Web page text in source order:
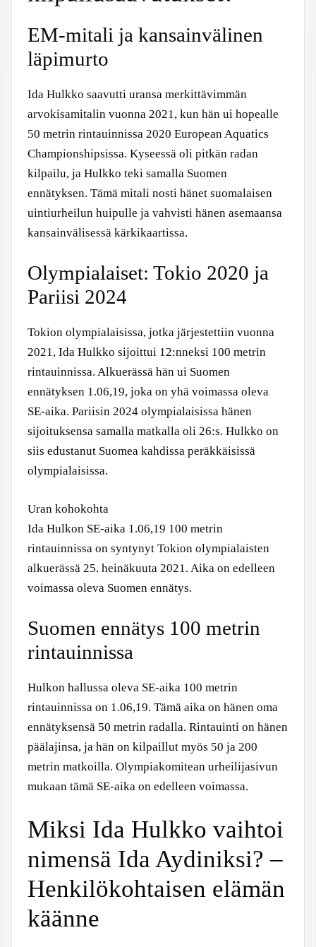
EM-mitali ja kansainvälinen
läpimurto
Ida Hulkko saavutti uransa merkittävimmän
arvokisamitalin vuonna 2021, kun hän ui hopealle
50 metrin rintauinnissa 2020 European Aquatics
Championshipsissa. Kyseessä oli pitkän radan
kilpailu, ja Hulkko teki samalla Suomen
ennätyksen. Tämä mitali nosti hänet suomalaisen
uintiurheilun huipulle ja vahvisti hänen asemaansa
kansainvälisessä kärkikaartissa.
Olympialaiset: Tokio 2020 ja
Pariisi 2024
Tokion olympialaisissa, jotka järjestettiin vuonna
2021, Ida Hulkko sijoittui 12:nneksi 100 metrin
rintauinnissa. Alkuerässä hän ui Suomen
ennätyksen 1.06,19, joka on yhä voimassa oleva
SE-aika. Pariisin 2024 olympialaisissa hänen
sijoituksensa samalla matkalla oli 26:s. Hulkko on
siis edustanut Suomea kahdissa peräkkäisissä
olympialaisissa.
Uran kohokohta
Ida Hulkon SE-aika 1.06,19 100 metrin
rintauinnissa on syntynyt Tokion olympialaisten
alkuerässä 25. heinäkuuta 2021. Aika on edelleen
voimassa oleva Suomen ennätys.
Suomen ennätys 100 metrin
rintauinnissa
Hulkon hallussa oleva SE-aika 100 metrin
rintauinnissa on 1.06,19. Tämä aika on hänen oma
ennätyksensä 50 metrin radalla. Rintauinti on hänen
päälajinsa, ja hän on kilpaillut myös 50 ja 200
metrin matkoilla. Olympiakomitean urheilijasivun
mukaan tämä SE-aika on edelleen voimassa.
Miksi Ida Hulkko vaihtoi
nimensä Ida Aydiniksi? –
Henkilökohtaisen elämän
käänne